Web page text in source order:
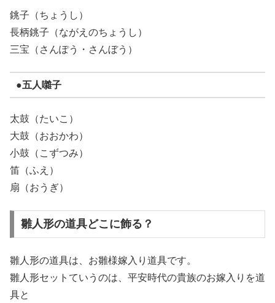
銚子（ちょうし）
長柄銚子（ながえのちょうし）
三宝（さんぽう・さんぼう）
●五人囃子
太鼓（たいこ）
大鼓（おおかわ）
小鼓（こずつみ）
笛（ふえ）
扇（おうぎ）
雛人形の道具どこに飾る？
雛人形の道具は、お雛様嫁入り道具です。
雛人形セットていうのは、平安時代の貴族のお嫁入りを道
具と